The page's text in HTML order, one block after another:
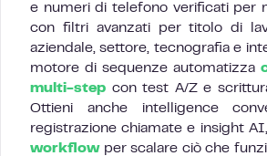
e numeri di telefono verificati per
con filtri avanzati per titolo di
aziendale, settore, tecnografia e
motore di sequenze automatizza
multi-step con test A/Z e
Ottieni anche intelligence
registrazione chiamate e insight AI,
workflowper scalare ciò che